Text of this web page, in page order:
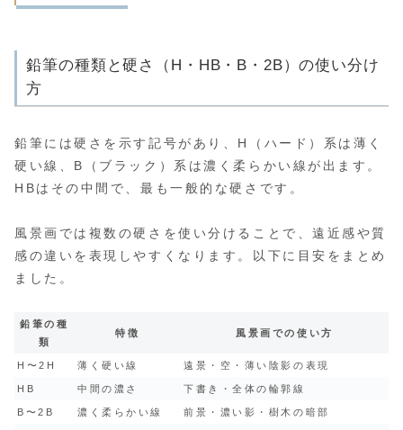
鉛筆の種類と硬さ（H・HB・B・2B）の使い分け
方
鉛筆には硬さを示す記号があり、H（ハード）系は薄く
硬い線、B（ブラック）系は濃く柔らかい線が出ます。
HBはその中間で、最も一般的な硬さです。
風景画では複数の硬さを使い分けることで、遠近感や質
感の違いを表現しやすくなります。以下に目安をまとめ
ました。
鉛筆の種
類
特徴 風景画での使い方
H〜2H 薄く硬い線 遠景・空・薄い陰影の表現
HB 中間の濃さ 下書き・全体の輪郭線
B〜2B 濃く柔らかい線 前景・濃い影・樹木の暗部